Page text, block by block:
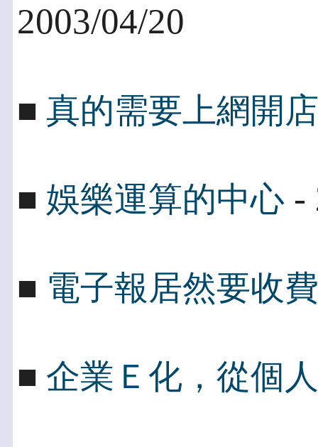
2003/04/20
■ 真的需要上網開
■ 娛樂運算的中心 -
■ 電子報居然要收
■ 企業Ｅ化，從個